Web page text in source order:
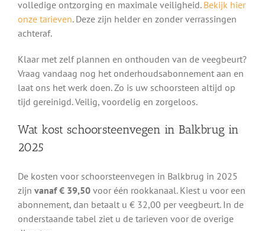
volledige ontzorging en maximale veiligheid. Bekijk hier
onze tarieven. Deze zijn helder en zonder verrassingen
achteraf.
Klaar met zelf plannen en onthouden van de veegbeurt?
Vraag vandaag nog het onderhoudsabonnement aan en
laat ons het werk doen. Zo is uw schoorsteen altijd op
tijd gereinigd. Veilig, voordelig en zorgeloos.
Wat kost schoorsteenvegen in Balkbrug in
2025
De kosten voor schoorsteenvegen in Balkbrug in 2025
zijn vanaf € 39,50voor één rookkanaal. Kiest u voor een
abonnement, dan betaalt u € 32,00 per veegbeurt. In de
onderstaande tabel ziet u de tarieven voor de overige